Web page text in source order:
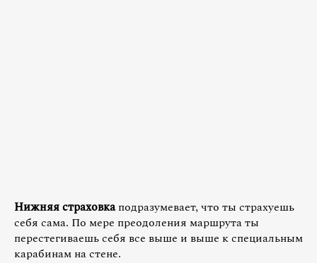
Нижняя страховкаподразумевает, что ты страхуешь
себя сама. По мере преодоления маршрута ты
перестегиваешь себя все выше и выше к специальным
карабинам на стене.